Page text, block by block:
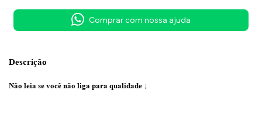
Comprar com nossa ajuda
Descrição
Não leia se você não liga para qualidade ↓